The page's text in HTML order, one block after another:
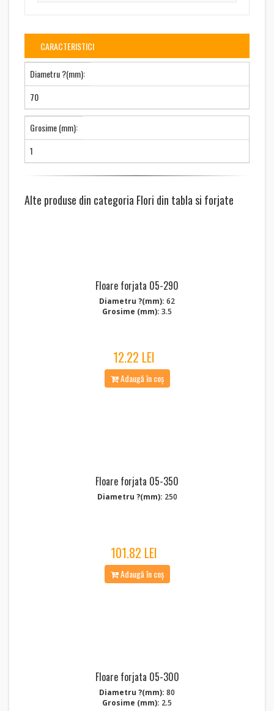
CARACTERISTICI
Diametru ?(mm):
70
Grosime (mm):
1
Alte produse din categoria Flori din tabla si forjate
Floare forjata 05-290
Diametru ?(mm): 62
Grosime (mm): 3.5
12.22 LEI
Adaugă în coș
Floare forjata 05-350
Diametru ?(mm): 250
101.82 LEI
Adaugă în coș
Floare forjata 05-300
Diametru ?(mm): 80
Grosime (mm): 2.5